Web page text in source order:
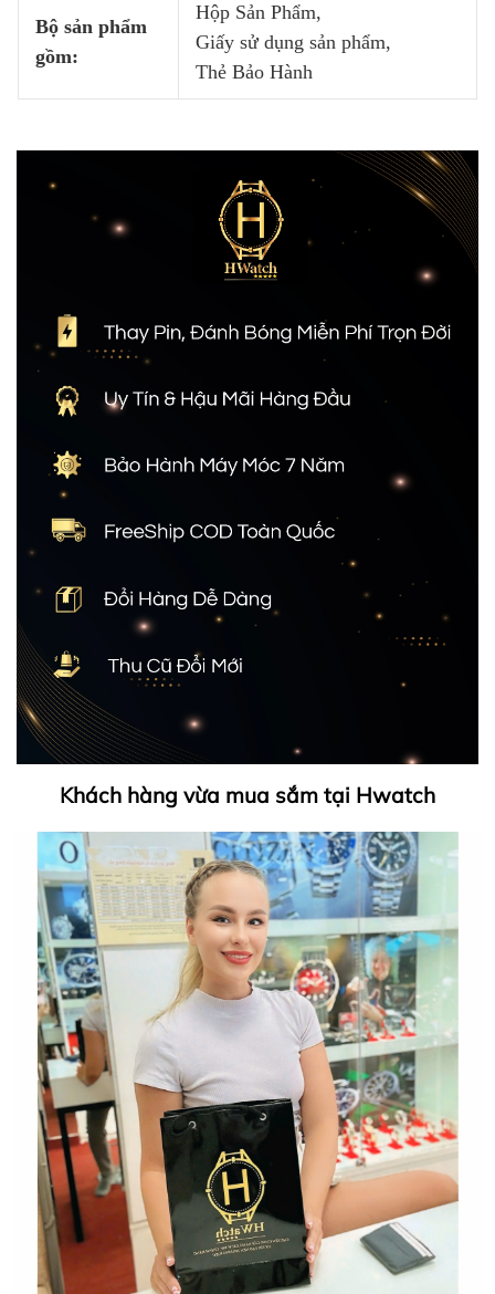
Bộ sản phẩm
gồm:
Hộp Sản Phẩm,
Giấy sử dụng sản phẩm,
Thẻ Bảo Hành
Khách hàng vừa mua sắm tại Hwatch